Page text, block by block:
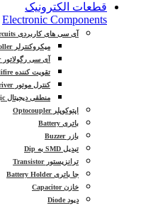
قطعات الکترونیک
Electronic Components
آی سی های کاربردی Integrated Circuits
میکروکنترلر Microcontroller
آی سی رگولاتور Regulator
تقویت کننده Operation Amplifire
کنترل موتور Motor Driver
منطقی دیجیتال Logic
اپتوکوپلر Optocoupler
باتری Battery
بازر Buzzer
تبدیل SMD به Dip
ترانزیستور Transistor
جا باتری Battery Holder
خازن Capacitor
دیود Diode